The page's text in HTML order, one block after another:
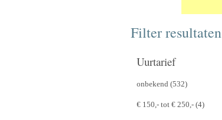
Filter resultaten
Uurtarief
onbekend (532)
€ 150,- tot € 250,- (4)